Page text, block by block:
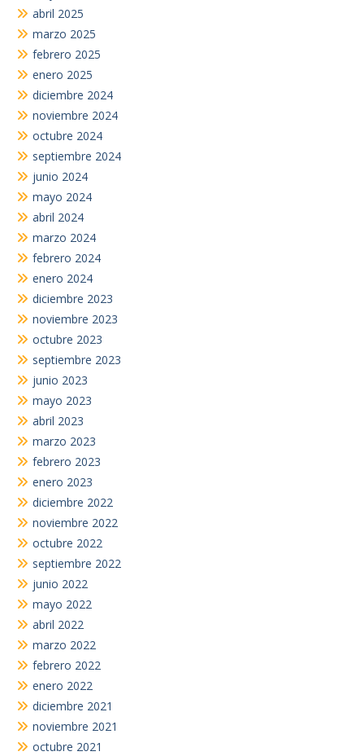
abril 2025
marzo 2025
febrero 2025
enero 2025
diciembre 2024
noviembre 2024
octubre 2024
septiembre 2024
junio 2024
mayo 2024
abril 2024
marzo 2024
febrero 2024
enero 2024
diciembre 2023
noviembre 2023
octubre 2023
septiembre 2023
junio 2023
mayo 2023
abril 2023
marzo 2023
febrero 2023
enero 2023
diciembre 2022
noviembre 2022
octubre 2022
septiembre 2022
junio 2022
mayo 2022
abril 2022
marzo 2022
febrero 2022
enero 2022
diciembre 2021
noviembre 2021
octubre 2021